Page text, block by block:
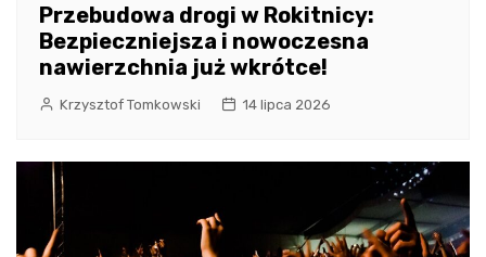
Przebudowa drogi w Rokitnicy:
Bezpieczniejsza i nowoczesna
nawierzchnia już wkrótce!
Krzysztof Tomkowski 14 lipca 2026